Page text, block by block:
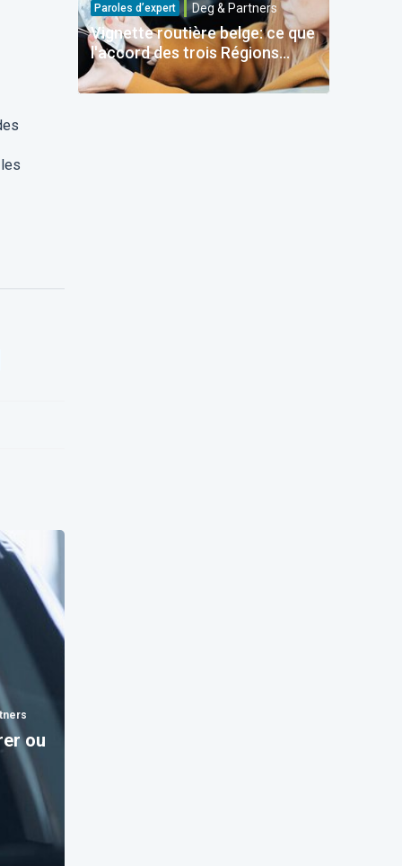
Paroles d’expert Deg & Partners
Vignette routière belge: ce que
l'accord des trois Régions
change pour vous